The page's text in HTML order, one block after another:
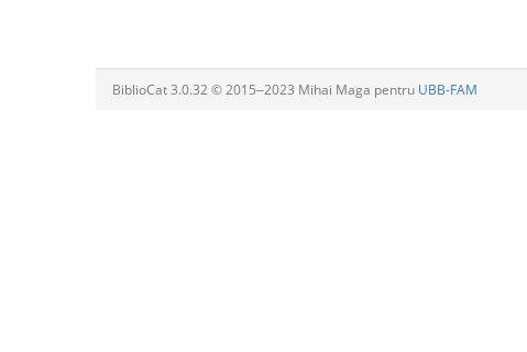
BiblioCat 3.0.32 © 2015‒2023 Mihai Maga pentru UBB-FAM